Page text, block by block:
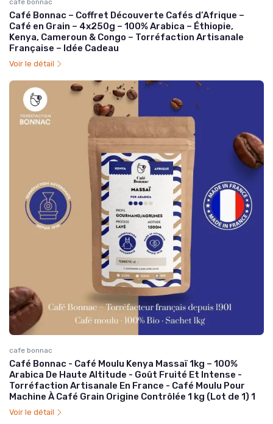
cafe bonnac
Café Bonnac – Coffret Découverte Cafés d’Afrique –
Café en Grain – 4x250g – 100% Arabica – Éthiopie,
Kenya, Cameroun & Congo – Torréfaction Artisanale
Française – Idée Cadeau
Voir le détail
cafe bonnac
Café Bonnac - Café Moulu Kenya Massaï 1kg – 100%
Arabica De Haute Altitude - Goût Fruité Et Intense -
Torréfaction Artisanale En France - Café Moulu Pour
Machine À Café Grain Origine Contrôlée 1 kg (Lot de 1) 1
Voir le détail